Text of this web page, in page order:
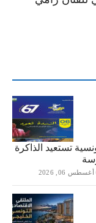
تستعيد الذاكرة
أغسطس 06, 2026